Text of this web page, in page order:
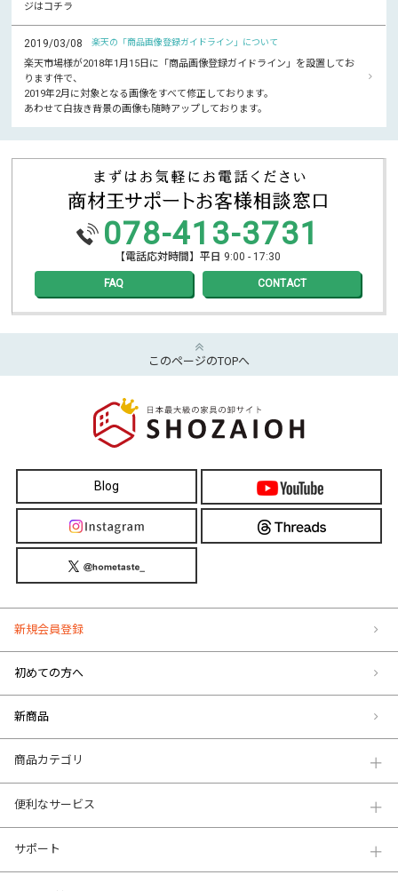
ジはコチラ
2019/03/08 楽天の「商品画像登録ガイドライン」について
楽天市場様が2018年1月15日に「商品画像登録ガイドライン」を設置してお
ります件で、
2019年2月に対象となる画像をすべて修正しております。
あわせて白抜き背景の画像も随時アップしております。
078-413-3731
【電話応対時間】平日 9:00 - 17:30
FAQ CONTACT
このページのTOPへ
Blog
新規会員登録
初めての方へ
新商品
商品カテゴリ
便利なサービス
サポート